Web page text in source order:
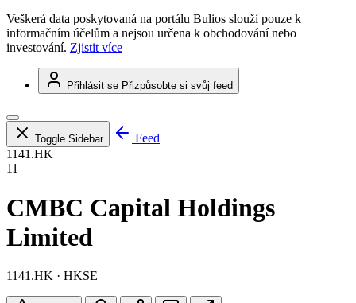
Veškerá data poskytovaná na portálu Bulios slouží pouze k
informačním účelům a nejsou určena k obchodování nebo
investování. Zjistit více
Přihlásit se Přizpůsobte si svůj feed
Toggle Sidebar
Feed
1141.HK
11
CMBC Capital Holdings
Limited
1141.HK · HKSE